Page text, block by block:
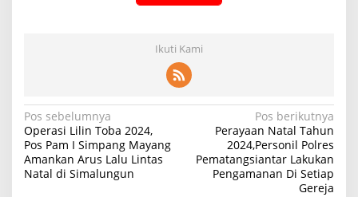
Ikuti Kami
N
a
v
Pos sebelumnya
Operasi Lilin Toba 2024,
Pos Pam I Simpang Mayang
Amankan Arus Lalu Lintas
Natal di Simalungun
Pos berikutnya
Perayaan Natal Tahun
2024,Personil Polres
Pematangsiantar Lakukan
Pengamanan Di Setiap
Gereja